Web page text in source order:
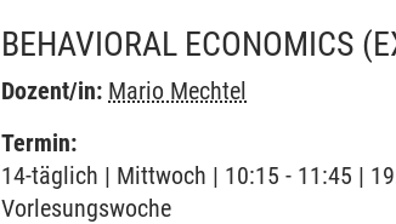
BEHAVIORAL ECONOMICS
Dozent/in: Mario Mechtel
Termin:
14-täglich | Mittwoch | 10:15 - 11:45 |
Vorlesungswoche